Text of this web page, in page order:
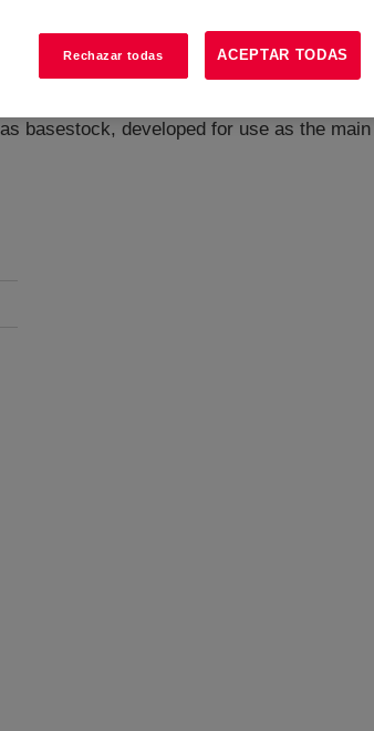
basestock, developed for use as the
Rechazar todas ACEPTAR TODAS